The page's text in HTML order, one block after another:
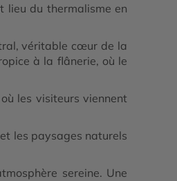
lieu du thermalisme en
véritable cœur de la
à la flânerie, où le
les visiteurs viennent
les paysages naturels
sereine. Une